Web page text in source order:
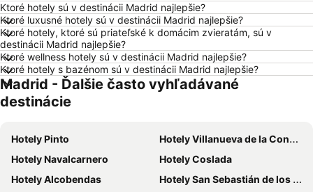
Hotely Vysoké Tatry
Hotely Sopot
Hotely Gdansk
Hotely Nice
Hotely Tropea
Hotely Berlín
Hotely Lignano Sabbiadoro
Hotely Malta
Hotely Slovinsko
Hotely Ostrov Mykonos
Hotely Balaton
Ktoré hotely sú v destinácii Madrid najlepšie?
Ktoré luxusné hotely sú v destinácii Madrid najlepšie?
Ktoré hotely, ktoré sú priateľské k domácim zvieratám, sú v
destinácii Madrid najlepšie?
Ktoré wellness hotely sú v destinácii Madrid najlepšie?
Ktoré hotely s bazénom sú v destinácii Madrid najlepšie?
Madrid - Ďalšie často vyhľadávané
destinácie
Hotely Pinto
Hotely Villanueva de la Condesa
Hotely Navalcarnero
Hotely Coslada
Hotely Alcobendas
Hotely San Sebastián de los Reyes